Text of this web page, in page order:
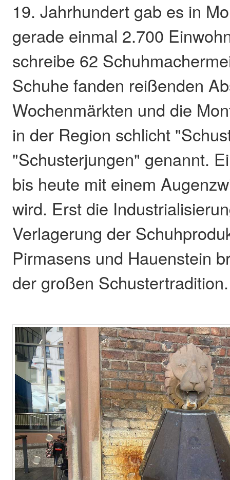
19. Jahrhundert gab es in
gerade einmal 2.700
schreibe 62
Schuhe fanden reißenden
Wochenmärkten und die
in der Region schlicht
"Schusterjungen" genannt.
bis heute mit einem
wird. Erst die
Verlagerung der
Pirmasens und Hauenstein
der großen Schustertradition.